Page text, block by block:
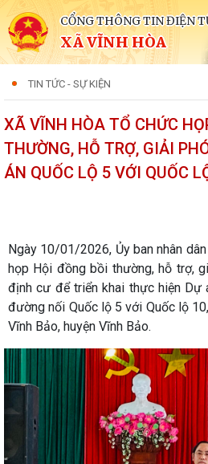
CỔNG THÔNG TIN ĐIỆN
XÃ VĨNH HÒA
TIN TỨC - SỰ KIỆN
XÃ VĨNH HÒA TỔ CHỨC
THƯỜNG, HỖ TRỢ, GIẢI
ÁN QUỐC LỘ 5 VỚI QUỐC
Ngày 10/01/2026, Ủy ban nhân
họp Hội đồng bồi thường, hỗ trợ,
định cư để triển khai thực hiện Dự
đường nối Quốc lộ 5 với Quốc lộ
Vĩnh Bảo, huyện Vĩnh Bảo.